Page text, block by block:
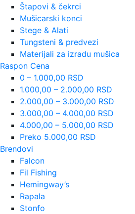
Štapovi & čekrci
Mušicarski konci
Stege & Alati
Tungsteni & predvezi
Materijali za izradu mušica
Raspon Cena
0 – 1.000,00 RSD
1.000,00 – 2.000,00 RSD
2.000,00 – 3.000,00 RSD
3.000,00 – 4.000,00 RSD
4.000,00 – 5.000,00 RSD
Preko 5.000,00 RSD
Brendovi
Falcon
Fil Fishing
Hemingway’s
Rapala
Stonfo